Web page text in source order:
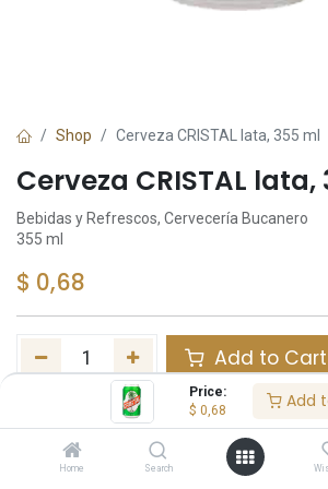
Price:
$ 0,68 Add
Home Search
Shop Cerveza CRISTAL lata, 355 ml
Cerveza CRISTAL
Bebidas y Refrescos, Cervecería Bucanero
355 ml
$ 0,68
Add to Cart
Añadir a lista de deseos
Share :